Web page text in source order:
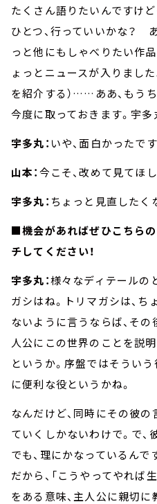
たくさん語りたいんですけ
ひとつ、行っていいかな？
っと他にもしゃべりたい作
ょっとニュースが入りまし
を紹介する）……ああ、もう
今度に取っておきます。宇多
宇多丸： いや、面白かったです
山本：今こそ、改めて見てほ
宇多丸： ちょっと見直したく
■機会があればぜひこちら
チしてください！
宇多丸：様々なディテールの
ガシはね。トリマガシは、
ないように言うならば、そ
人公にこの世界のことを説
というか。序盤ではそうい
に便利な役というかね。
なんだけど、同時にその彼
ていくしかないわけで。で
でも、理にかなっているんで
だから、「こうやってやれば
をある意味、主人公に親切に